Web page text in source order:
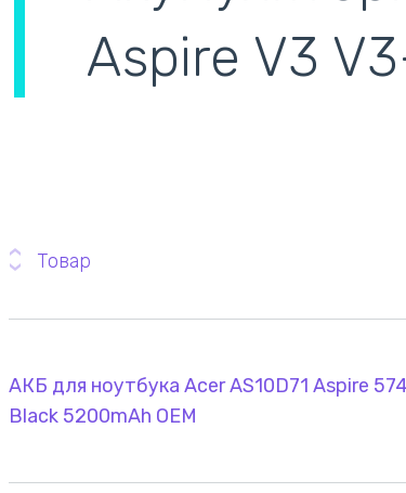
Вентилятори
(кулери)
Aspire V3
Товар
АКБ для ноутбука Acer AS10D71 Aspire
Black 5200mAh OEM